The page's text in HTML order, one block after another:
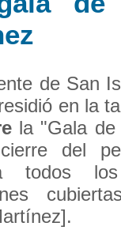
de San
en la
la "Gala de
del
todos